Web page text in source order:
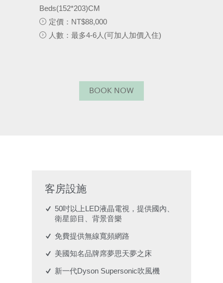
Beds(152*203)CM
定價：NT$88,000
人數：最多4-6人(可加人加價入住)
BOOK NOW
客房設施
50吋以上LED液晶電視，提供國內、
衛星節目、背景音樂
免費提供無線寬頻網路
美國知名品牌席夢思天夢之床
新一代Dyson Supersonic吹風機